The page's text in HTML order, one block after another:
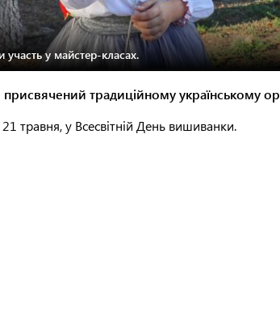
у майстер-класах.
традиційному українському
травня, у Всесвітній День вишиванки.